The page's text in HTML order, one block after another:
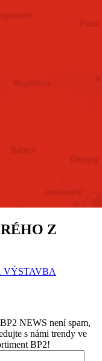
Z
VÝSTAVBA
NEWS není spam,
s námi trendy ve
BP2!